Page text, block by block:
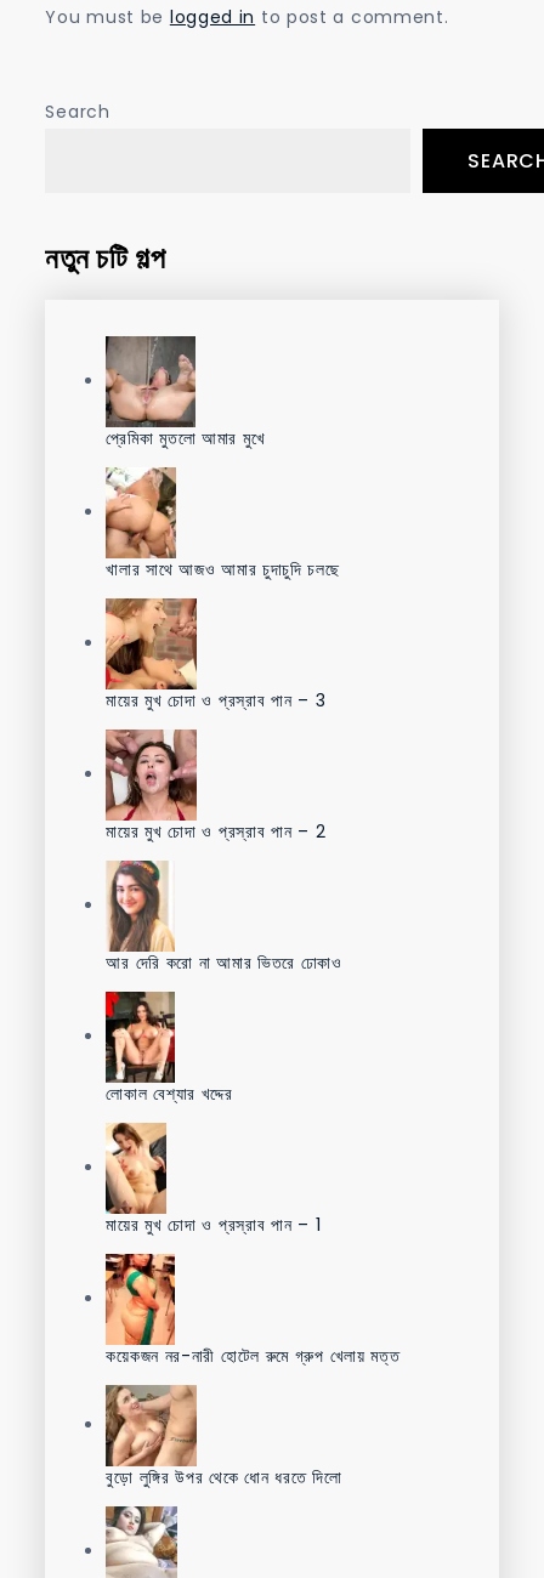
You must be logged in to post a comment.
Search
নতুন চটি গল্প
প্রেমিকা মুতলো আমার মুখে
খালার সাথে আজও আমার চুদাচুদি চলছে
মায়ের মুখ চোদা ও প্রস্রাব পান – 3
মায়ের মুখ চোদা ও প্রস্রাব পান – 2
আর দেরি করো না আমার ভিতরে ঢোকাও
লোকাল বেশ্যার খদ্দের
মায়ের মুখ চোদা ও প্রস্রাব পান – 1
কয়েকজন নর-নারী হোটেল রুমে গ্রুপ খেলায় মত্ত
বুড়ো লুঙ্গির উপর থেকে ধোন ধরতে দিলো